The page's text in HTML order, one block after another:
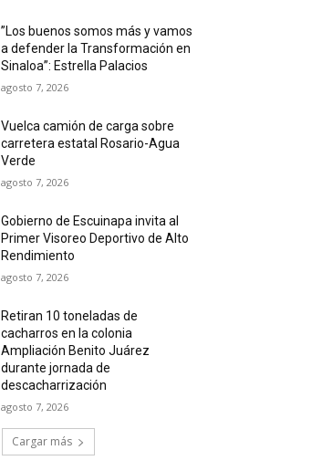
”Los buenos somos más y vamos
a defender la Transformación en
Sinaloa”: Estrella Palacios
agosto 7, 2026
Vuelca camión de carga sobre
carretera estatal Rosario-Agua
Verde
agosto 7, 2026
Gobierno de Escuinapa invita al
Primer Visoreo Deportivo de Alto
Rendimiento
agosto 7, 2026
Retiran 10 toneladas de
cacharros en la colonia
Ampliación Benito Juárez
durante jornada de
descacharrización
agosto 7, 2026
Cargar más